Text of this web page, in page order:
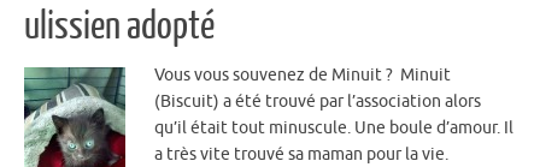
ulissien adopté
Vous vous souvenez de Minuit ? Minuit
(Biscuit) a été trouvé par l’association alors
qu’il était tout minuscule. Une boule d’amour. Il
a très vite trouvé sa maman pour la vie.